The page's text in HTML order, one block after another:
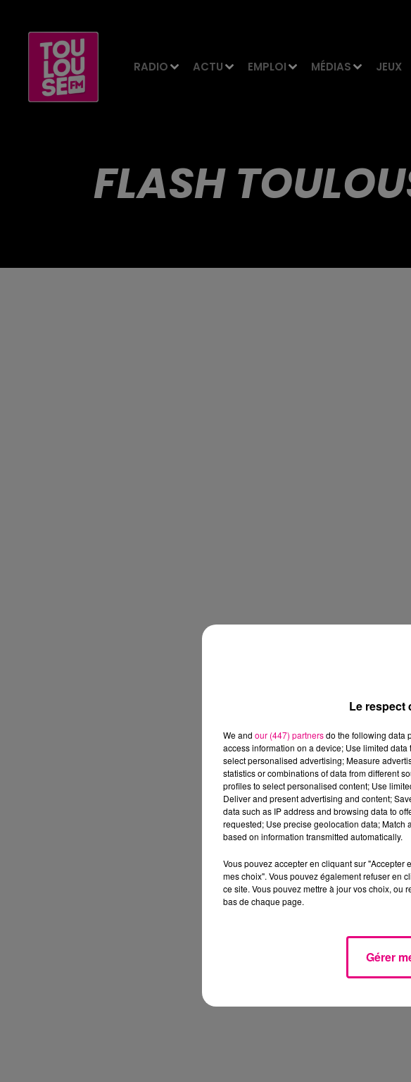
RADIO ACTU EMPLOI MÉDIAS JEUX
FLASH
Le respect
We and our (447) partnersdo the following data
access information on a device; Use limited
select personalised advertising; Measure
statistics or combinations of data from different
profiles to select personalised content; Use
Deliver and present advertising and content;
data such as IP address and browsing data to
requested; Use precise geolocation data; Match
based on information transmitted automatically.
Vous pouvez accepter en cliquant sur "Accepter
mes choix". Vous pouvez également refuser en
ce site. Vous pouvez mettre à jour vos choix, ou
bas de chaque page.
Gérer